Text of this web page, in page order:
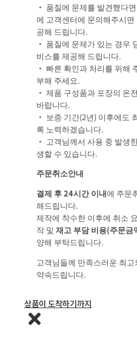
• 품질에 문제를 발견했다
에 고객센터에 문의해주시
공해 드립니다.
• 품질에 문제가 있는 경우
비스를 제공해 드립니다.
• 빠른 확인과 처리를 위해
부해 주세요.
• 제품 구성품과 포장의 온
바랍니다.
• 보증 기간(2년) 이후에도
록 노력하겠습니다.
• 고객님께서 사용 중 발생
생할 수 있습니다.
주문취소안내
결제 후 24시간 이내에 주문
해드립니다.
제작에 착수한 이후에 취소
작 및 재고 부담 비용(주문금
양해 부탁드립니다.
고객님들께 만족스러운 최
약속드립니다.
상품이 도착하기까지